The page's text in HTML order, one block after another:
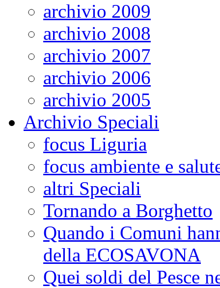
archivio 2009
archivio 2008
archivio 2007
archivio 2006
archivio 2005
Archivio Speciali
focus Liguria
focus ambiente e
altri Speciali
Tornando a Borghetto
Quando i Comuni
della ECOSAVONA
Quei soldi del Pesce